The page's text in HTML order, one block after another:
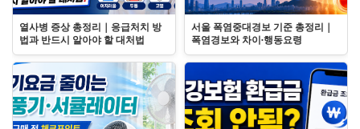
열사병 증상 총정리｜응급처치 방
법과 반드시 알아야 할 대처법
서울 폭염중대경보 기준 총정리｜
폭염경보와 차이·행동요령